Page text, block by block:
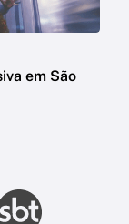
em São